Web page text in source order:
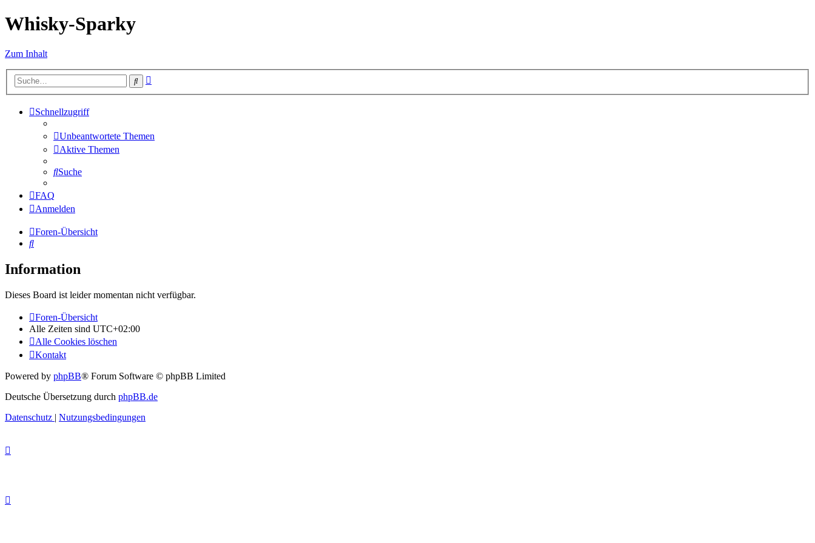
Whisky-Sparky
Zum Inhalt
Suche
Schnellzugriff
Unbeantwortete Themen
Aktive Themen
Suche
FAQ
Anmelden
Foren-Übersicht
Suche
Information
Dieses Board ist leider momentan nicht verfügbar.
Foren-Übersicht
Alle Zeiten sind UTC+02:00
Alle Cookies löschen
Kontakt
Powered by phpBB® Forum Software © phpBB Limited
Deutsche Übersetzung durch phpBB.de
Datenschutz | Nutzungsbedingungen